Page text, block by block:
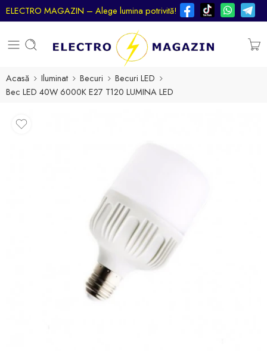
ELECTRO MAGAZIN – Alege lumina potrivită!
Acasă Iluminat Becuri
Becuri LED
Bec LED 40W 6000К E27 T120 LUMINA LED